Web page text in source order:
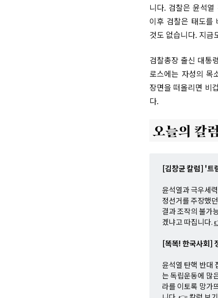
니다. 검찰은 윤석
이후 검찰은 태도를
것도 없습니다. 지금
검찰총장 출신 대통
로스에는 자성의 목
장면을 떠올리면 비
다.
[김창균 칼럼] '트
윤석열과 극우세
정선거를 주장했
결과 조작의 불가
겠냐고 따집니다.
[똑똑! 한국사회]
윤석열 탄핵 반대
는 독립운동에 많
라를 이토록 망가